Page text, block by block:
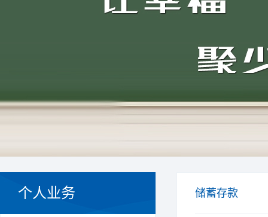
个人业务 储蓄存款